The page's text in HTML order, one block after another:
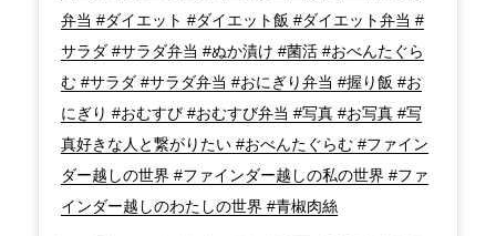
弁当 #ダイエット #ダイエット飯 #ダイエット弁当 #
サラダ #サラダ弁当 #ぬか漬け #菌活 #おべんたぐら
む #サラダ #サラダ弁当 #おにぎり弁当 #握り飯 #お
にぎり #おむすび #おむすび弁当 #写真 #お写真 #写
真好きな人と繋がりたい #おべんたぐらむ #ファイン
ダー越しの世界 #ファインダー越しの私の世界 #ファ
インダー越しのわたしの世界 #青椒肉絲